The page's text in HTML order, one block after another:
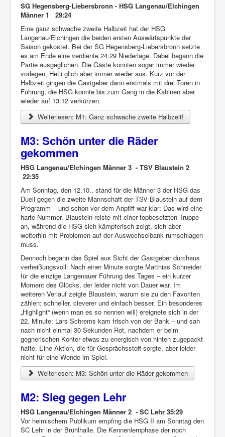
SG Hegensberg-Liebersbronn - HSG Langenau/Elchingen
Männer 1 29:24
Eine ganz schwache zweite Halbzeit hat der HSG
Langenau/Elchingen die beiden ersten Auswärtspunkte der
Saison gekostet. Bei der SG Hegensberg-Liebersbronn setzte
es am Ende eine verdiente 24:29 Niederlage. Dabei begann die
Partie ausgeglichen. Die Gäste konnten sogar immer wieder
vorlegen, HeLi glich aber immer wieder aus. Kurz vor der
Halbzeit gingen die Gastgeber dann erstmals mit drei Toren in
Führung, die HSG konnte bis zum Gang in die Kabinen aber
wieder auf 13:12 verkürzen.
Weiterlesen: M1: Ganz schwache zweite Halbzeit!
M3: Schön unter die Räder
gekommen
HSG Langenau/Elchingen Männer 3 - TSV Blaustein 2
22:35
Am Sonntag, den 12.10., stand für die Männer 3 der HSG das
Duell gegen die zweite Mannschaft der TSV Blaustein auf dem
Programm – und schon vor dem Anpfiff war klar: Das wird eine
harte Nummer. Blaustein reiste mit einer topbesetzten Truppe
an, während die HSG sich kämpferisch zeigt, sich aber
weiterhin mit Problemen auf der Auswechselbank rumschlagen
muss.
Dennoch begann das Spiel aus Sicht der Gastgeber durchaus
verheißungsvoll: Nach einer Minute sorgte Matthias Schneider
für die einzige Langenauer Führung des Tages – ein kurzer
Moment des Glücks, der leider nicht von Dauer war. Im
weiteren Verlauf zeigte Blaustein, warum sie zu den Favoriten
zählen: schneller, cleverer und einfach besser. Ein besonderes
„Highlight“ (wenn man es so nennen will) ereignete sich in der
22. Minute: Lars Schrems kam frisch von der Bank – und sah
nach nicht einmal 30 Sekunden Rot, nachdem er beim
gegnerischen Konter etwas zu energisch von hinten zugepackt
hatte. Eine Aktion, die für Gesprächsstoff sorgte, aber leider
nicht für eine Wende im Spiel.
Weiterlesen: M3: Schön unter die Räder gekommen
M2: Sieg gegen Lehr
HSG Langenau/Elchingen Männer 2 - SC Lehr 35:29
Vor heimischem Publikum empfing die HSG II am Sonntag den
SC Lehr in der Brühlhalle. Die Kennenlernphase der noch